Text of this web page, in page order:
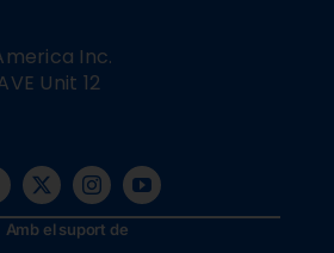
Inc.
Unit 12
Amb el suport de